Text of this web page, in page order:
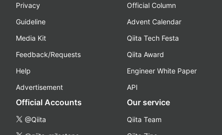
Privacy
Guideline
Media Kit
Feedback/Requests
Help
Advertisement
Official Column
Advent Calendar
Qiita Tech Festa
Qiita Award
Engineer White Paper
API
Official Accounts
@Qiita
Our service
Qiita Team